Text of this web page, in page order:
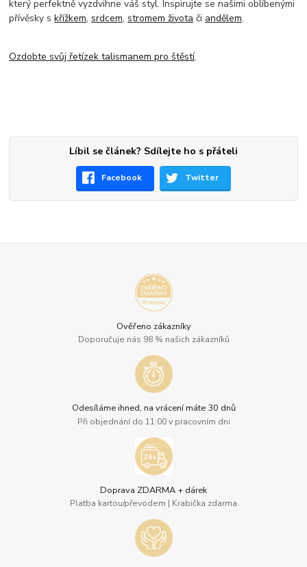
který perfektně vyzdvihne váš styl. Inspirujte se našimi oblíbenými
přívěsky skřížkem,srdcem,stromem života či andělem.
Ozdobte svůj řetízek talismanem pro štěstí.
Líbil se článek? Sdílejte ho s přáteli
Facebook Twitter
Ověřeno zákazníky
Doporučuje nás 98 % našich zákazníků
Odesíláme ihned, na vrácení máte 30 dnů
Při objednání do 11:00 v pracovním dni
Doprava ZDARMA + dárek
Platba kartou/převodem | Krabička zdarma